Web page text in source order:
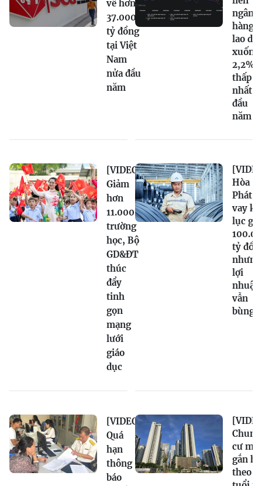
về hơn
37.000
tỷ đồng
tại Việt
Nam
nửa đầu
năm
ngân
hàng
lao dốc
xuống
2,2%,
thấp
nhất
đầu
năm
[VIDEO]
Giảm
hơn
11.000
trường
học, Bộ
GD&ĐT
thúc
đẩy
tinh
gọn
mạng
lưới
giáo
dục
Hòa
Phát
vay kỷ
lục
tỷ
nhưng
lợi
nhuận
vẫn
bùng
[VIDEO]
Quá
hạn
thông
báo
Chung
cư mới
gắn
theo